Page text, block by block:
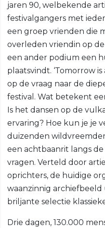
jaren 90, welbekende
festivalgangers met
een groep vrienden die
overleden vriendin op
een ander podium een
plaatsvindt. ‘Tomorrow
op de vraag naar de
festival. Wat betekent
Is het dansen op de
ervaring? Hoe kun je je
duizenden
een achtbaanrit langs
vragen. Verteld door
oprichters, de huidige
waanzinnig
briljante selectie
Drie dagen, 130.000